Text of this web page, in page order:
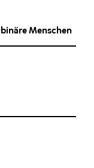
Menschen